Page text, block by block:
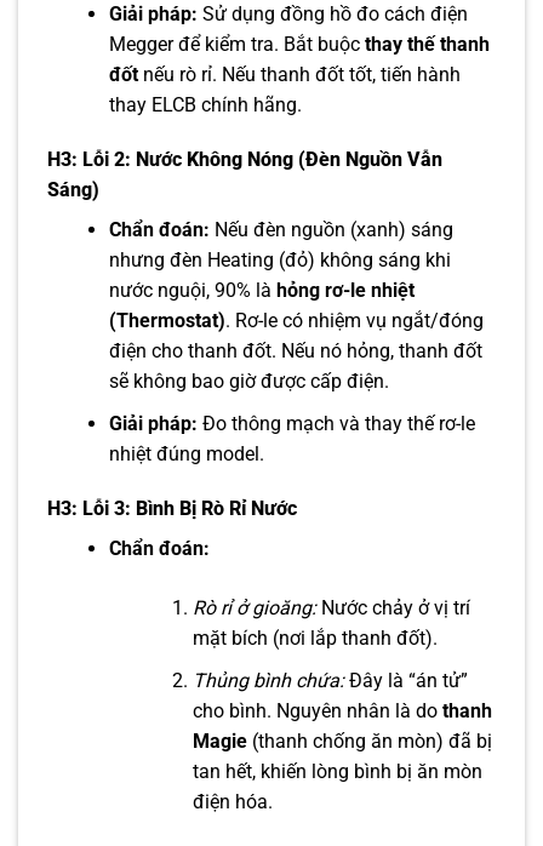
Giải pháp: Sử dụng đồng hồ đo cách điện
Megger để kiểm tra. Bắt buộc thay thế thanh
đốtnếu rò rỉ. Nếu thanh đốt tốt, tiến hành
thay ELCB chính hãng.
H3: Lỗi 2: Nước Không Nóng (Đèn Nguồn Vẫn
Sáng)
Chẩn đoán: Nếu đèn nguồn (xanh) sáng
nhưng đèn Heating (đỏ) không sáng khi
nước nguội, 90% là hỏng rơ-le nhiệt
(Thermostat). Rơ-le có nhiệm vụ ngắt/đóng
điện cho thanh đốt. Nếu nó hỏng, thanh đốt
sẽ không bao giờ được cấp điện.
Giải pháp: Đo thông mạch và thay thế rơ-le
nhiệt đúng model.
H3: Lỗi 3: Bình Bị Rò Rỉ Nước
Chẩn đoán:
Rò rỉ ở gioăng:Nước chảy ở vị trí
mặt bích (nơi lắp thanh đốt).
Thủng bình chứa:Đây là “án tử”
cho bình. Nguyên nhân là do thanh
Magie(thanh chống ăn mòn) đã bị
tan hết, khiến lòng bình bị ăn mòn
điện hóa.